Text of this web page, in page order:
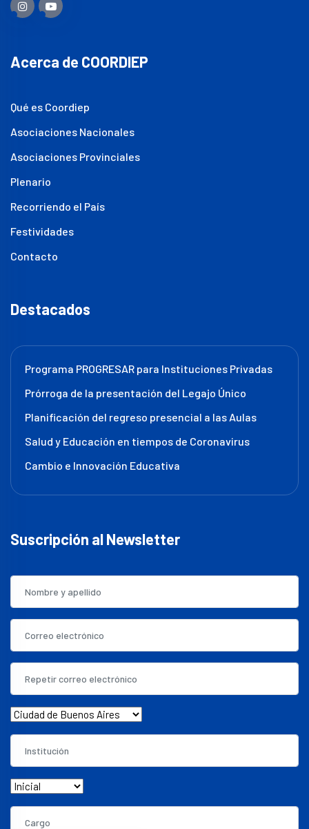
Acerca de COORDIEP
Qué es Coordiep
Asociaciones Nacionales
Asociaciones Provinciales
Plenario
Recorriendo el País
Festividades
Contacto
Destacados
Programa PROGRESAR para Instituciones Privadas
Prórroga de la presentación del Legajo Único
Planificación del regreso presencial a las Aulas
Salud y Educación en tiempos de Coronavirus
Cambio e Innovación Educativa
Suscripción al Newsletter